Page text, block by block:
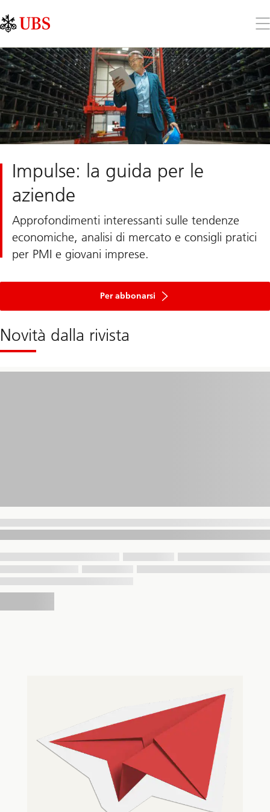
Links
Area
il
Impulse: la guida per le
aziende
Approfondimenti interessanti sulle tendenze
economiche, analisi di mercato e consigli pratici
per PMI e giovani imprese.
Per abbonarsi
Novità dalla rivista